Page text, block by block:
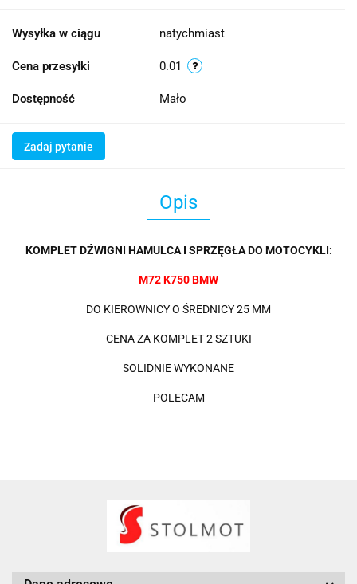
Wysyłka w ciągu natychmiast
Cena przesyłki 0.01
Dostępność Mało
Zadaj pytanie
Opis
KOMPLET DŹWIGNI HAMULCA I SPRZĘGŁA DO MOTOCYKLI:
M72 K750 BMW
DO KIEROWNICY O ŚREDNICY 25 MM
CENA ZA KOMPLET 2 SZTUKI
SOLIDNIE WYKONANE
POLECAM